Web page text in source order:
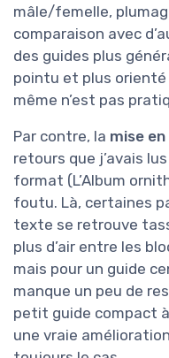
mâle/femelle,
comparaison avec
des guides plus
pointu et plus
même n’est pas
Par contre, la mise en
retours que j’avais
format (L’Album
foutu. Là, certaines
texte se retrouve
plus d’air entre les
mais pour un guide
manque un peu de
petit guide compact
une vraie